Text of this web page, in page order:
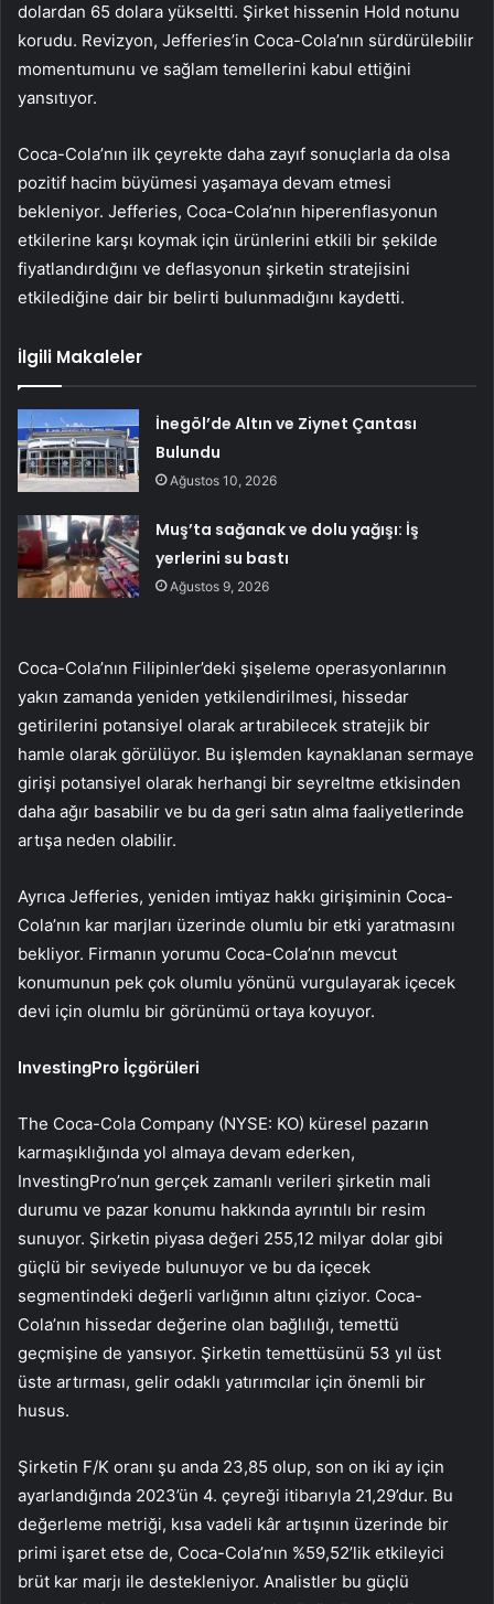
dolardan 65 dolara yükseltti. Şirket hissenin Hold notunu
korudu. Revizyon, Jefferies’in Coca-Cola’nın sürdürülebilir
momentumunu ve sağlam temellerini kabul ettiğini
yansıtıyor.
Coca-Cola’nın ilk çeyrekte daha zayıf sonuçlarla da olsa
pozitif hacim büyümesi yaşamaya devam etmesi
bekleniyor. Jefferies, Coca-Cola’nın hiperenflasyonun
etkilerine karşı koymak için ürünlerini etkili bir şekilde
fiyatlandırdığını ve deflasyonun şirketin stratejisini
etkilediğine dair bir belirti bulunmadığını kaydetti.
İlgili Makaleler
İnegöl’de Altın ve Ziynet Çantası
Bulundu
Ağustos 10, 2026
Muş’ta sağanak ve dolu yağışı: İş
yerlerini su bastı
Ağustos 9, 2026
Coca-Cola’nın Filipinler’deki şişeleme operasyonlarının
yakın zamanda yeniden yetkilendirilmesi, hissedar
getirilerini potansiyel olarak artırabilecek stratejik bir
hamle olarak görülüyor. Bu işlemden kaynaklanan sermaye
girişi potansiyel olarak herhangi bir seyreltme etkisinden
daha ağır basabilir ve bu da geri satın alma faaliyetlerinde
artışa neden olabilir.
Ayrıca Jefferies, yeniden imtiyaz hakkı girişiminin Coca-
Cola’nın kar marjları üzerinde olumlu bir etki yaratmasını
bekliyor. Firmanın yorumu Coca-Cola’nın mevcut
konumunun pek çok olumlu yönünü vurgulayarak içecek
devi için olumlu bir görünümü ortaya koyuyor.
InvestingPro İçgörüleri
The Coca-Cola Company (NYSE: KO) küresel pazarın
karmaşıklığında yol almaya devam ederken,
InvestingPro’nun gerçek zamanlı verileri şirketin mali
durumu ve pazar konumu hakkında ayrıntılı bir resim
sunuyor. Şirketin piyasa değeri 255,12 milyar dolar gibi
güçlü bir seviyede bulunuyor ve bu da içecek
segmentindeki değerli varlığının altını çiziyor. Coca-
Cola’nın hissedar değerine olan bağlılığı, temettü
geçmişine de yansıyor. Şirketin temettüsünü 53 yıl üst
üste artırması, gelir odaklı yatırımcılar için önemli bir
husus.
Şirketin F/K oranı şu anda 23,85 olup, son on iki ay için
ayarlandığında 2023’ün 4. çeyreği itibarıyla 21,29’dur. Bu
değerleme metriği, kısa vadeli kâr artışının üzerinde bir
primi işaret etse de, Coca-Cola’nın %59,52’lik etkileyici
brüt kar marjı ile destekleniyor. Analistler bu güçlü